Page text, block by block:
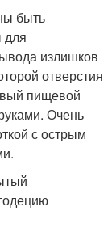
быть
для
излишков
отверстия
пищевой
Очень
с острым